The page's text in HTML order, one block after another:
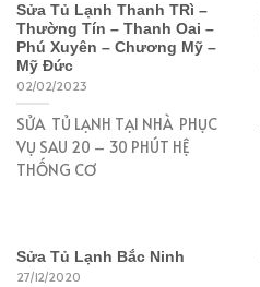
Sửa Tủ Lạnh Thanh TRì –
Thường Tín – Thanh Oai –
Phú Xuyên – Chương Mỹ –
Mỹ Đức
02/02/2023
SỬA TỦ LẠNH TẠI NHÀ PHỤC
VỤ SAU 20 – 30 PHÚT HỆ
THỐNG CƠ
Sửa Tủ Lạnh Bắc Ninh
27/12/2020